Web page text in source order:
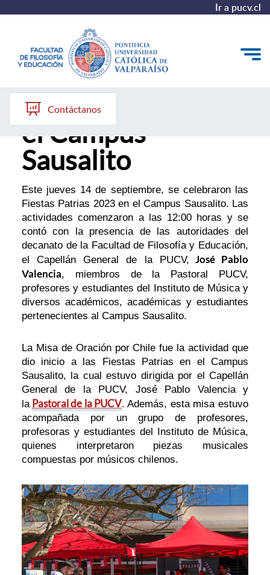
Ir a pucv.cl
Quiénes somos
Líneas de trabajo 2025-2028
Historia
Reportes
Contáctanos
Fiestas Patrias en
el Campus
Sausalito
Este jueves 14 de septiembre, se celebraron las
Fiestas Patrias 2023 en el Campus Sausalito. Las
actividades comenzaron a las 12:00 horas y se
contó con la presencia de las autoridades del
decanato de la Facultad de Filosofía y Educación,
el Capellán General de la PUCV, José Pablo
Valencia, miembros de la Pastoral PUCV,
profesores y estudiantes del Instituto de Música y
diversos académicos, académicas y estudiantes
pertenecientes al Campus Sausalito.
La Misa de Oración por Chile fue la actividad que
dio inicio a las Fiestas Patrias en el Campus
Sausalito, la cual estuvo dirigida por el Capellán
General de la PUCV, José Pablo Valencia y
la Pastoral de la PUCV. Además, esta misa estuvo
acompañada por un grupo de profesores,
profesoras y estudiantes del Instituto de Música,
quienes interpretaron piezas musicales
compuestas por músicos chilenos.